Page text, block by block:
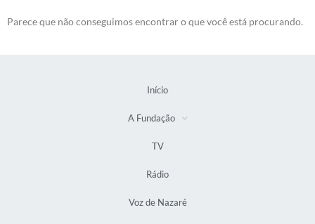
Parece que não conseguimos encontrar o que você está procurando.
Início
A Fundação
TV
Rádio
Voz de Nazaré